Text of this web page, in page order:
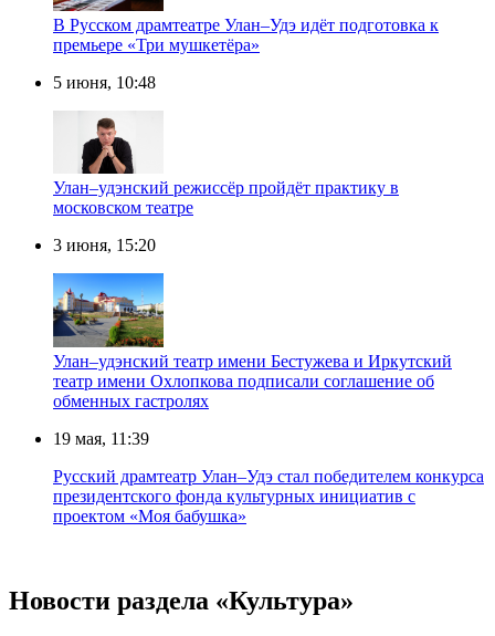
В Русском драмтеатре Улан–Удэ идёт подготовка к
премьере «Три мушкетёра»
5 июня, 10:48
Улан–удэнский режиссёр пройдёт практику в
московском театре
3 июня, 15:20
Улан–удэнский театр имени Бестужева и Иркутский
театр имени Охлопкова подписали соглашение об
обменных гастролях
19 мая, 11:39
Русский драмтеатр Улан–Удэ стал победителем конкурса
президентского фонда культурных инициатив с
проектом «Моя бабушка»
Новости раздела «Культура»